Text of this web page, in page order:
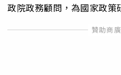
政院政務顧問，為國家政策